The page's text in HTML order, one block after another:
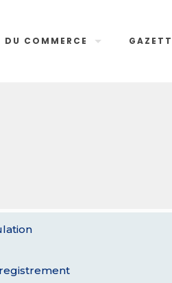
DU COMMERCE